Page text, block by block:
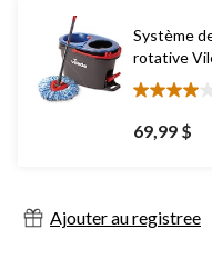
Système
rotative
4.0
étoile(s)
sur
69,99 $
Ajouter au registree